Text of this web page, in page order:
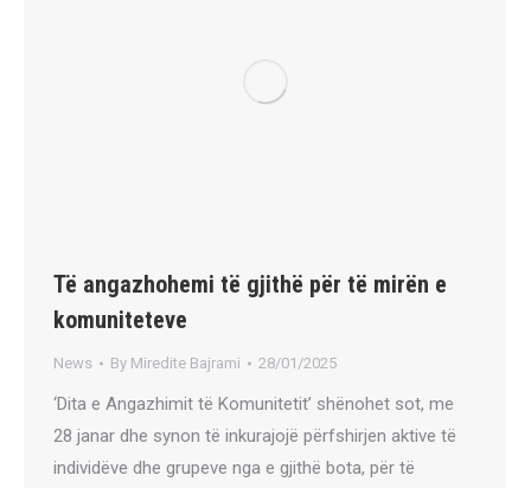
Të angazhohemi të gjithë për të mirën e
komuniteteve
News By Miredite Bajrami 28/01/2025
‘Dita e Angazhimit të Komunitetit’ shënohet sot, me
28 janar dhe synon të inkurajojë përfshirjen aktive të
individëve dhe grupeve nga e gjithë bota, për të